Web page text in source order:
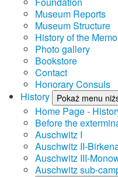
Museum Reports
Museum Structure
History of the
Photo gallery
Bookstore
Contact
Honorary Consuls
History
Pokaż menu
Home Page -
Before the
Auschwitz I
Auschwitz II-
Auschwitz III-
Auschwitz sub-